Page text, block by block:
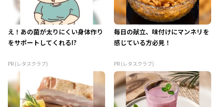
え！あの菌が太りにくい身体作り
をサポートしてくれる!?
PR (レタスクラブ)
毎日の献立、味付けにマンネリを
感じている方必見！
PR (レタスクラブ)